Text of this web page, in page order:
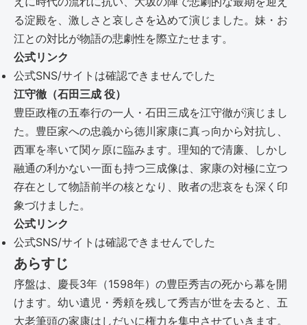
る淀殿を、激しさと哀しさを込めて演じました。妹・お
江との対比が物語の悲劇性を際立たせます。
公式リンク
公式SNS/サイトは確認できませんでした
江守徹（石田三成 役）
豊臣政権の五奉行の一人・石田三成を江守徹が演じまし
た。豊臣家への忠義から徳川家康に真っ向から対抗し、
西軍を率いて関ヶ原に臨みます。理知的で清廉、しかし
融通の利かない一面も持つ三成像は、家康の対極に立つ
存在として物語前半の核となり、敗者の悲哀をも深く印
象づけました。
公式リンク
公式SNS/サイトは確認できませんでした
あらすじ
序盤は、慶長3年（1598年）の豊臣秀吉の死から幕を開
けます。幼い遺児・秀頼を残して秀吉が世を去ると、五
大老筆頭の家康はしだいに権力を集中させていきます。